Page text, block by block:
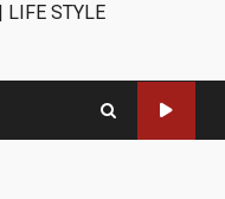
LIFE STYLE